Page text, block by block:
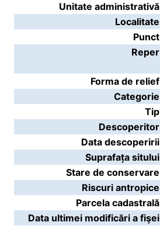
Unitate administrativă
Localitate
Punct
Reper
Forma de relief
Categorie
Tip
Descoperitor
Data descoperirii
Suprafața sitului
Stare de conservare
Riscuri antropice
Parcela cadastrală
Data ultimei modificări a fişei